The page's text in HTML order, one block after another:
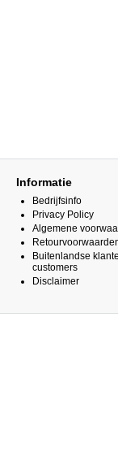
Informatie
Bedrijfsinfo
Privacy Policy
Algemene
Buitenlandse
customers
Disclaimer